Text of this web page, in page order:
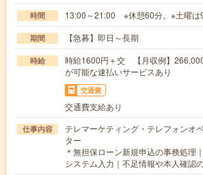
時間 13:00～21:00 ※休憩60分。※土曜は9
期間 【急募】即日～長期
時給
時給1600円＋交 【月収例】
が可能な速払いサービスあり
交通費
交通費支給あり
仕事内容
テレマーケティング・テレフォンオ
ター
＊無担保ローン新規申込の事務処理
システム入力｜不足情報や本人確認